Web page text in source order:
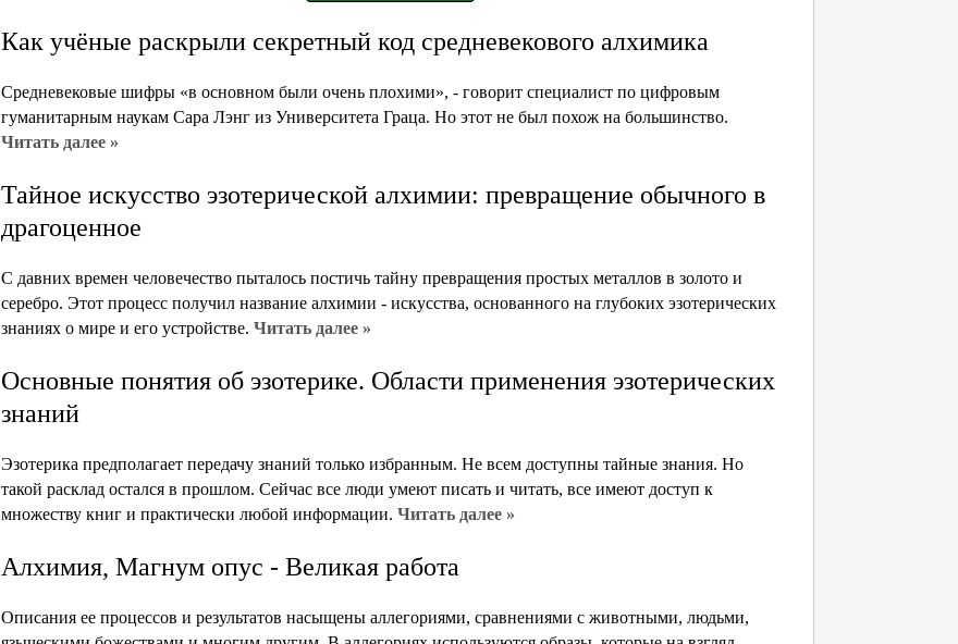
Как учёные раскрыли секретный код средневекового алхимика
Средневековые шифры «в основном были очень плохими», - говорит специалист по цифровым
гуманитарным наукам Сара Лэнг из Университета Граца. Но этот не был похож на большинство.
Читать далее »
Тайное искусство эзотерической алхимии: превращение обычного в
драгоценное
С давних времен человечество пыталось постичь тайну превращения простых металлов в золото и
серебро. Этот процесс получил название алхимии - искусства, основанного на глубоких эзотерических
знаниях о мире и его устройстве. Читать далее »
Основные понятия об эзотерике. Области применения эзотерических
знаний
Эзотерика предполагает передачу знаний только избранным. Не всем доступны тайные знания. Но
такой расклад остался в прошлом. Сейчас все люди умеют писать и читать, все имеют доступ к
множеству книг и практически любой информации. Читать далее »
Алхимия, Магнум опус - Великая работа
Описания ее процессов и результатов насыщены аллегориями, сравнениями с животными, людьми,